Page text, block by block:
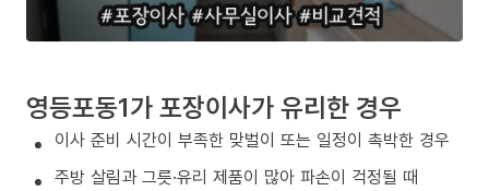
영등포동1가 포장이사가 유리한 경우
이사 준비 시간이 부족한 맞벌이 또는 일정이 촉박한 경우
주방 살림과 그릇·유리 제품이 많아 파손이 걱정될 때